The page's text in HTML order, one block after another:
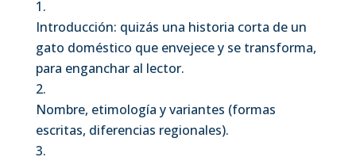
Introducción: quizás una historia corta de un
gato doméstico que envejece y se transforma,
para enganchar al lector.
Nombre, etimología y variantes (formas
escritas, diferencias regionales).